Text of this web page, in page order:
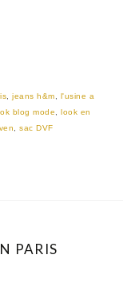
,jeans h&m
l'usine a
blog mode ,look en
,sac DVF
PARIS